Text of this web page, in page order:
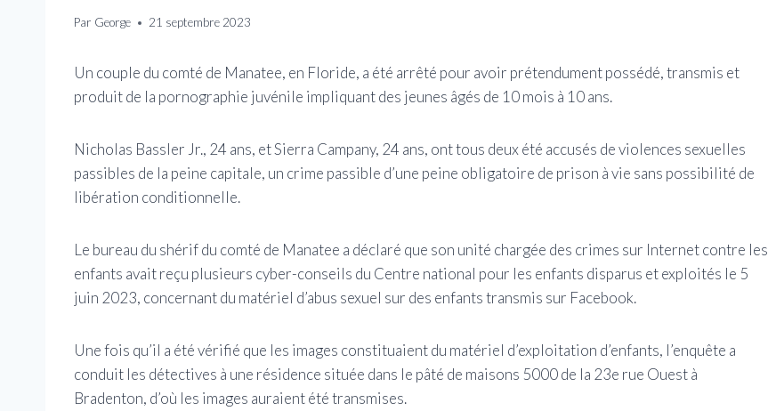
Par George 21 septembre 2023
Un couple du comté de Manatee, en Floride, a été arrêté pour avoir prétendument possédé, transmis et
produit de la pornographie juvénile impliquant des jeunes âgés de 10 mois à 10 ans.
Nicholas Bassler Jr., 24 ans, et Sierra Campany, 24 ans, ont tous deux été accusés de violences sexuelles
passibles de la peine capitale, un crime passible d’une peine obligatoire de prison à vie sans possibilité de
libération conditionnelle.
Le bureau du shérif du comté de Manatee a déclaré que son unité chargée des crimes sur Internet contre les
enfants avait reçu plusieurs cyber-conseils du Centre national pour les enfants disparus et exploités le 5
juin 2023, concernant du matériel d’abus sexuel sur des enfants transmis sur Facebook.
Une fois qu’il a été vérifié que les images constituaient du matériel d’exploitation d’enfants, l’enquête a
conduit les détectives à une résidence située dans le pâté de maisons 5000 de la 23e rue Ouest à
Bradenton, d’où les images auraient été transmises.